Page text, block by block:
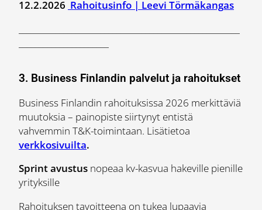
12.2.2026 Rahoitusinfo | Leevi Törmäkangas
3. Business Finlandin palvelut ja rahoitukset
Business Finlandin rahoituksissa 2026 merkittäviä
muutoksia – painopiste siirtynyt entistä
vahvemmin T&K-toimintaan. Lisätietoa
verkkosivuilta.
Sprint avustus nopeaa kv-kasvua hakeville pienille
yrityksille
Rahoituksen tavoitteena on tukea lupaavia